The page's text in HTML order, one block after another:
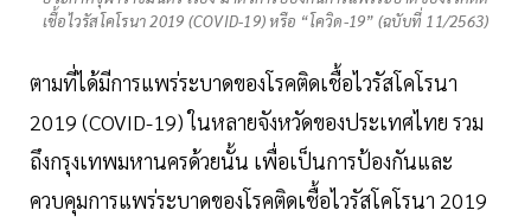
เชื้อไวรัสโคโรนา 2019 (COVID-19) หรือ “โควิด-19” (ฉบับที่ 11/2563)
ตามที่ได้มีการแพร่ระบาดของโรคติดเชื้อไวรัสโคโรนา
2019 (COVID-19) ในหลายจังหวัดของประเทศไทย รวม
ถึงกรุงเทพมหานครด้วยนั้น เพื่อเป็นการป้องกันและ
ควบคุมการแพร่ระบาดของโรคติดเชื้อไวรัสโคโรนา 2019